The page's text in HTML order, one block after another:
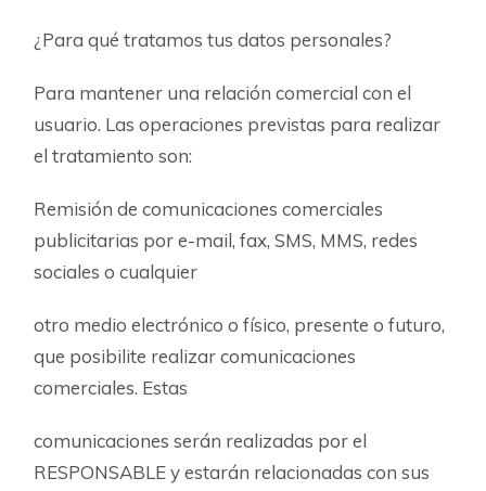
¿Para qué tratamos tus datos personales?
Para mantener una relación comercial con el
usuario. Las operaciones previstas para realizar
el tratamiento son:
Remisión de comunicaciones comerciales
publicitarias por e-mail, fax, SMS, MMS, redes
sociales o cualquier
otro medio electrónico o físico, presente o futuro,
que posibilite realizar comunicaciones
comerciales. Estas
comunicaciones serán realizadas por el
RESPONSABLE y estarán relacionadas con sus